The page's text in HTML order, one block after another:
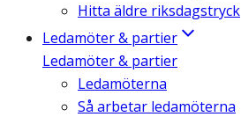
Hitta äldre riksdagstryck
Ledamöter & partier
Ledamöter & partier
Ledamöterna
Så arbetar ledamöterna